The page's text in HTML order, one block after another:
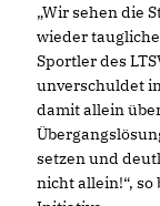
Wir sehen die
wieder
Sportler des
unverschuldet
damit allein
setzen und
nicht allein!“,